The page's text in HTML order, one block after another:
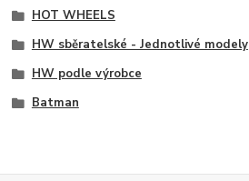
HOT WHEELS
HW sběratelské - Jednotlivé modely
HW podle výrobce
Batman